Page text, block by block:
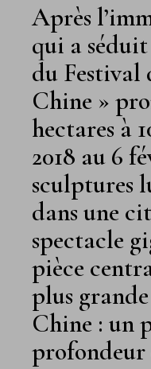
Après
qui a
du Festival
Chine »
hectares à
2018 au 6
sculptures
dans une
spectacle
pièce
plus
Chine : un
profondeur